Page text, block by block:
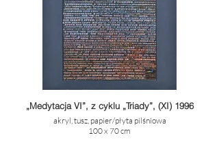
„Medytacja VI”, z cyklu „Triady”, (XI) 1996
akryl, tusz, papier/płyta pilśniowa
100 x 70 cm